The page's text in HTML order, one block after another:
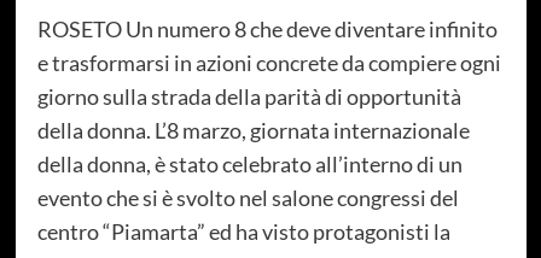
ROSETO Un numero 8 che deve diventare infinito
e trasformarsi in azioni concrete da compiere ogni
giorno sulla strada della parità di opportunità
della donna. L’8 marzo, giornata internazionale
della donna, è stato celebrato all’interno di un
evento che si è svolto nel salone congressi del
centro “Piamarta” ed ha visto protagonisti la